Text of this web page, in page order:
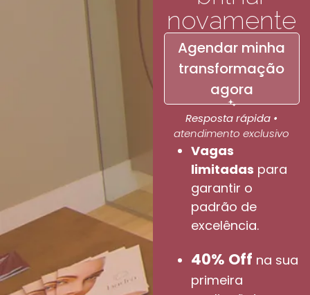
novamente
Agendar minha
transformação
agora
Resposta rápida •
atendimento exclusivo
Vagas
limitadas para
garantir o
padrão de
excelência.
40% Off na sua
primeira